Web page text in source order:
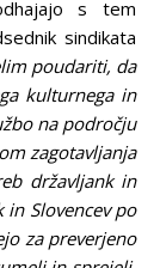
s tem
sindikata
poudariti, da
kulturnega in
na področju
zagotavljanja
državljank in
in Slovencev po
za preverjeno